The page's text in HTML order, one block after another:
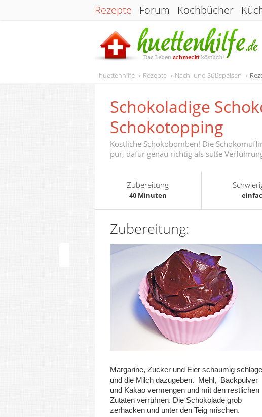
Rezepte Forum Kochbücher
huettenhilfe Rezepte Nach- und Süßspeisen
Schokoladige
Schokotopping
Köstliche Schokobomben! Die
pur, dafür genau richtig als süße
Zubereitung
40 Minuten
Zubereitung:
Margarine, Zucker und Eier schaumig
und die Milch dazugeben. Mehl, Backpulver
und Kakao vermengen und mit den restlichen
Zutaten verrühren. Die Schokolade grob
zerhacken und unter den Teig mischen.